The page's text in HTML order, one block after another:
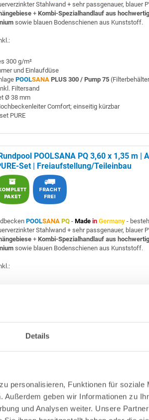
Details
personalisieren, Funktionen für soziale
geben wir Informationen zu
und Analysen weiter. Unsere
Stahlwand + sehr passgenauer, blauer
+Kombi-Spezialhandlauf aus
sowie blauen Bodenschienen aus Kunststoff.
300 g/m²
und Einlaufdüse
POOLSANA PLUS 300 / Pump 75
Filtersand
Ø 38 mm
Comfort; einseitig kürzbar
PURE
POOLSANA PQ 3,60 x 1,35 m |
Set | Freiaufstellung/Teileinbau
POOLSANA PQ -Made in Germany -
Stahlwand + sehr passgenauer, blauer
+Kombi-Spezialhandlauf aus
sowie blauen Bodenschienen aus Kunststoff.
300 g/m²
Comfort; einseitig kürzbar
POOLSANA PQ 4,60 x 1,35 m |
Set | Freiaufst./Teileinbau